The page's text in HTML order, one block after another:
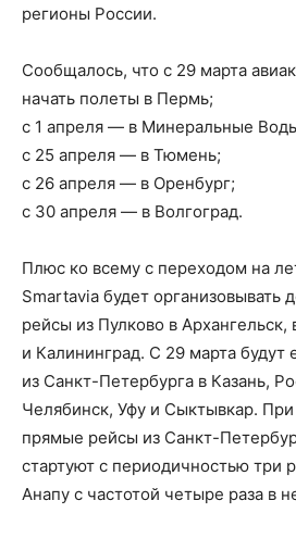
регионы России.
Сообщалось, что с 29 марта
начать полеты в Пермь;
с 1 апреля — в Минеральные
с 25 апреля — в Тюмень;
с 26 апреля — в Оренбург;
с 30 апреля — в Волгоград.
Плюс ко всему с переходом на
Smartavia будет организовывать
рейсы из Пулково в
и Калининград. С 29 марта
из Санкт-Петербурга в Казань,
Челябинск, Уфу и Сыктывкар.
прямые рейсы из Санкт-
стартуют с периодичностью три
Анапу с частотой четыре раза в